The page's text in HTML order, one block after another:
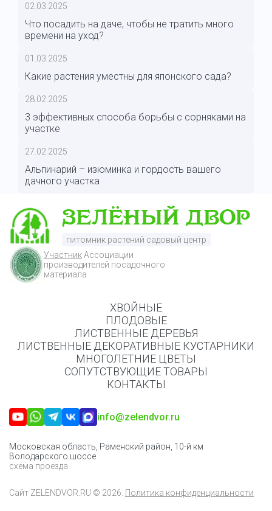
02.03.2025
Что посадить на даче, чтобы не тратить много
времени на уход?
01.03.2025
Какие растения уместны для японского сада?
28.02.2025
3 эффективных способа борьбы с сорняками на
участке
27.02.2025
Альпинарий – изюминка и гордость вашего
дачного участка
питомник растений садовый центр
УчастникАссоциации
производителей посадочного
материала
ХВОЙНЫЕ
ПЛОДОВЫЕ
ЛИСТВЕННЫЕ ДЕРЕВЬЯ
ЛИСТВЕННЫЕ ДЕКОРАТИВНЫЕ КУСТАРНИКИ
МНОГОЛЕТНИЕ ЦВЕТЫ
СОПУТСТВУЮЩИЕ ТОВАРЫ
КОНТАКТЫ
info@zelendvor.ru
Московская область, Раменский район, 10-й км
Володарского шоссе
схема проезда
Сайт ZELENDVOR.RU © 2026. Политика конфиденциальности